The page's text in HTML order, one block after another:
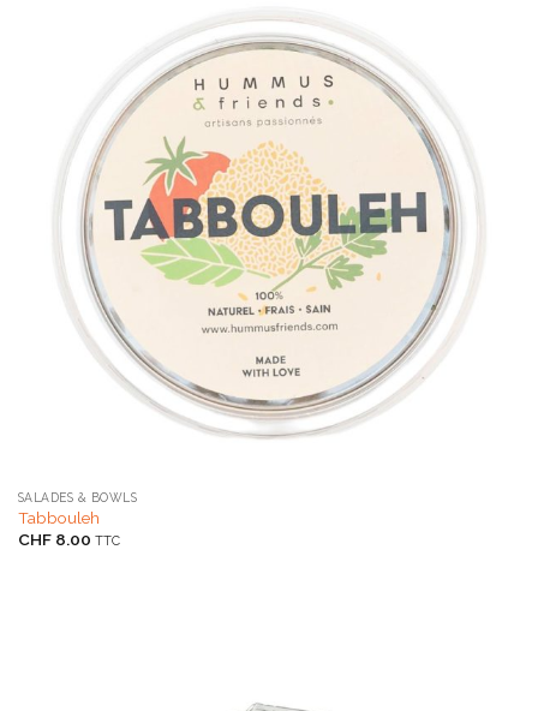
SALADES & BOWLS
Tabbouleh
CHF8.00 TTC